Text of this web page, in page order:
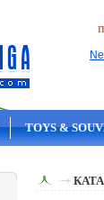
TOYS &